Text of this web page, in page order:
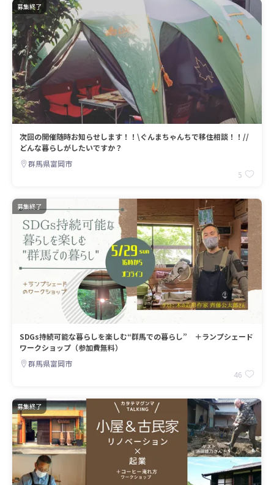
募集終了
次回の開催随時お知らせします！！\ぐんまちゃんちで移住相談！！//
どんな暮らしがしたいですか？
群馬県富岡市
5
募集終了
SDGs持続可能な暮らしを楽しむ“群馬での暮らし” ＋ランプシェード
ワークショップ（参加費無料）
群馬県富岡市
46
募集終了